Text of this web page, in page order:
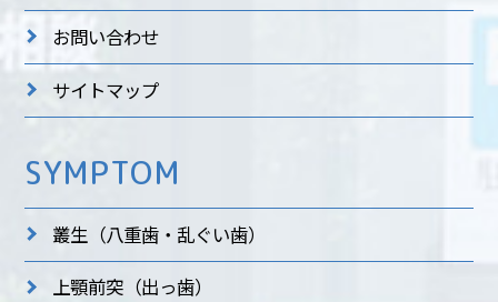
お問い合わせ
サイトマップ
SYMPTOM
叢生 （八重歯・乱ぐい歯）
上顎前突 （出っ歯）